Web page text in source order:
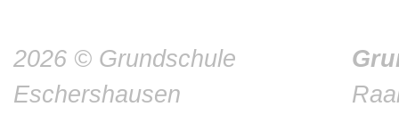
2026 © Grundschule
Eschershausen